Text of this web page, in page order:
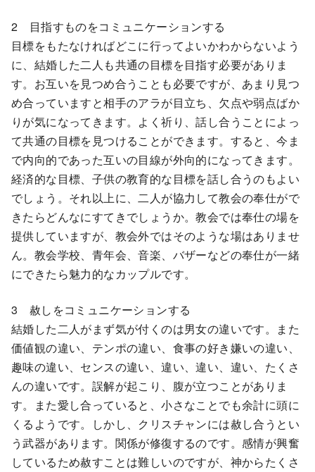
2 目指すものをコミュニケーションする
目標をもたなければどこに行ってよいかわからないよう
に、結婚した二人も共通の目標を目指す必要がありま
す。お互いを見つめ合うことも必要ですが、あまり見つ
め合っていますと相手のアラが目立ち、欠点や弱点ばか
りが気になってきます。よく祈り、話し合うことによっ
て共通の目標を見つけることができます。すると、今ま
で内向的であった互いの目線が外向的になってきます。
経済的な目標、子供の教育的な目標を話し合うのもよい
でしょう。それ以上に、二人が協力して教会の奉仕がで
きたらどんなにすてきでしょうか。教会では奉仕の場を
提供していますが、教会外ではそのような場はありませ
ん。教会学校、青年会、音楽、バザーなどの奉仕が一緒
にできたら魅力的なカップルです。
3 赦しをコミュニケーションする
結婚した二人がまず気が付くのは男女の違いです。また
価値観の違い、テンポの違い、食事の好き嫌いの違い、
趣味の違い、センスの違い、違い、違い、違い、たくさ
んの違いです。誤解が起こり、腹が立つことがありま
す。また愛し合っていると、小さなことでも余計に頭に
くるようです。しかし、クリスチャンには赦し合うとい
う武器があります。関係が修復するのです。感情が興奮
しているため赦すことは難しいのですが、神からたくさ